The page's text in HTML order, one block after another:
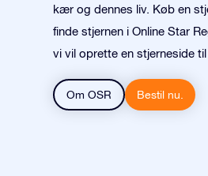
kær og dennes liv. Køb en
finde stjernen i Online Star
vi vil oprette en stjerneside
Om OSR Bestil nu.